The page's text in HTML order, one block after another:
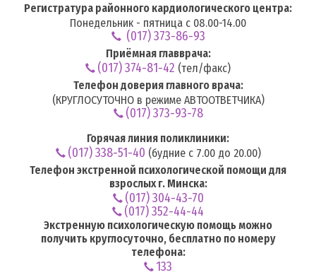
Регистратура районного кардиологического центра:
Понедельник - пятница с 08.00-14.00
(017) 373-86-93
Приёмная главврача:
(017) 374-81-42 (тел/факс)
Телефон доверия главного врача:
(КРУГЛОСУТОЧНО в режиме АВТООТВЕТЧИКА)
(017) 373-93-78
Горячая линия поликлиники:
(017) 338-51-40 (будние с 7.00 до 20.00)
Телефон экстренной психологической помощи для
взрослых г. Минска:
(017) 304-43-70
(017) 352-44-44
Экстренную психологическую помощь можно
получить круглосуточно, бесплатно по номеру
телефона:
133